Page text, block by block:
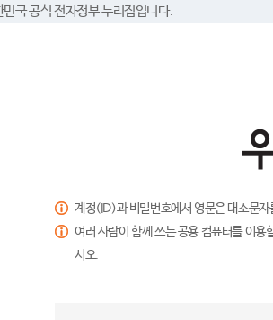
국 공식 전자정부 누리집입니다.
계정(ID)과 비밀번호에서 영문은 대소문
여러 사람이 함께 쓰는 공용 컴퓨터를 이
시오.